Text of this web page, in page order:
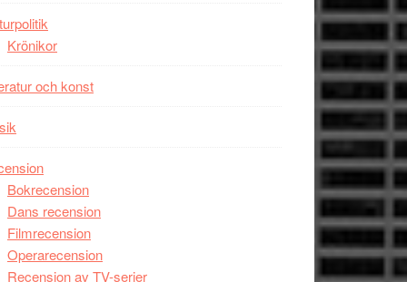
skådespelare
Krönikor
och konst
Bokrecension
Dans recension
Filmrecension
Operarecension
Recension av TV-serier